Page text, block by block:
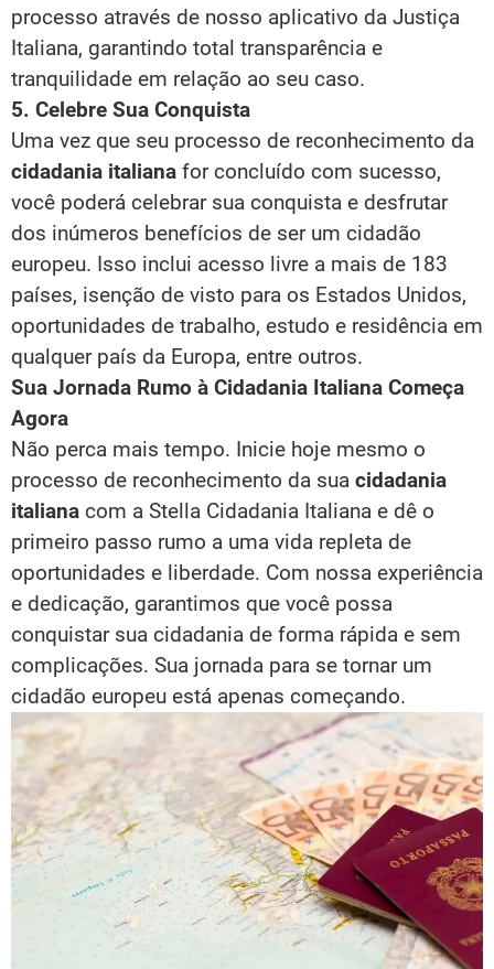
processo através de nosso aplicativo da Justiça
Italiana, garantindo total transparência e
tranquilidade em relação ao seu caso.
5. Celebre Sua Conquista
Uma vez que seu processo de reconhecimento da
cidadania italiana for concluído com sucesso,
você poderá celebrar sua conquista e desfrutar
dos inúmeros benefícios de ser um cidadão
europeu. Isso inclui acesso livre a mais de 183
países, isenção de visto para os Estados Unidos,
oportunidades de trabalho, estudo e residência em
qualquer país da Europa, entre outros.
Sua Jornada Rumo à Cidadania Italiana Começa
Agora
Não perca mais tempo. Inicie hoje mesmo o
processo de reconhecimento da sua cidadania
italiana com a Stella Cidadania Italiana e dê o
primeiro passo rumo a uma vida repleta de
oportunidades e liberdade. Com nossa experiência
e dedicação, garantimos que você possa
conquistar sua cidadania de forma rápida e sem
complicações. Sua jornada para se tornar um
cidadão europeu está apenas começando.